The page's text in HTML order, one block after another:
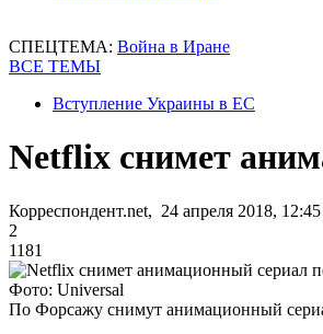
СПЕЦТЕМА: Война в Иране
ВСЕ ТЕМЫ
Вступление Украины в ЕС
Netflix снимет
Корреспондент.net, 24 апреля 2018, 12:45
2
1181
Фото: Universal
По Форсажу снимут анимационный